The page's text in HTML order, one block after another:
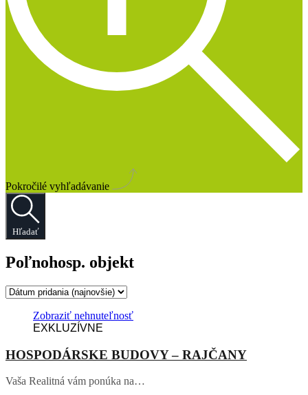
Pokročilé vyhľadávanie
Hľadať
Poľnohosp. objekt
Zobraziť nehnuteľnosť
EXKLUZÍVNE
HOSPODÁRSKE BUDOVY – RAJČANY
Vaša Realitná vám ponúka na…